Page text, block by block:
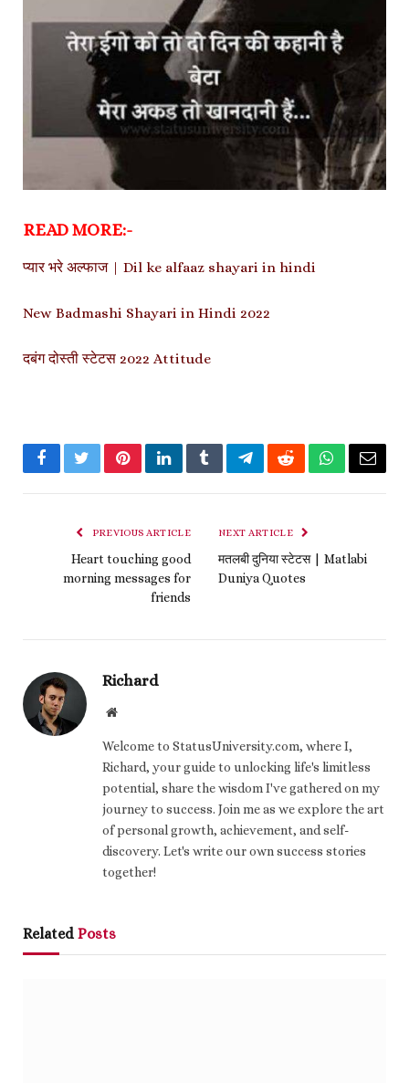
READ MORE:-
प्यार भरे अल्फाज | Dil ke alfaaz shayari in hindi
New Badmashi Shayari in Hindi 2022
दबंग दोस्ती स्टेटस 2022 Attitude
FacebookTwitterPinterestLinkedInTumblrTelegramRedditWhatsApp
Email
PREVIOUS ARTICLE
Heart touching good
morning messages for
friends
NEXT ARTICLE
मतलबी दुनिया स्टेटस | Matlabi
Duniya Quotes
Richard
Website
Welcome to StatusUniversity.com, where I,
Richard, your guide to unlocking life's limitless
potential, share the wisdom I've gathered on my
journey to success. Join me as we explore the art
of personal growth, achievement, and self-
discovery. Let's write our own success stories
together!
Related Posts